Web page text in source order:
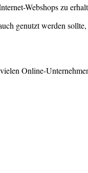
Webshops zu
genutzt werden
Online-